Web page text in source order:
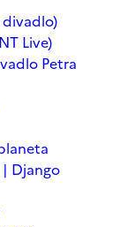
divadlo)
Live)
Petra
Django